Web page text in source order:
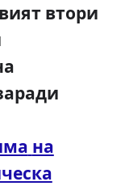
втори
на